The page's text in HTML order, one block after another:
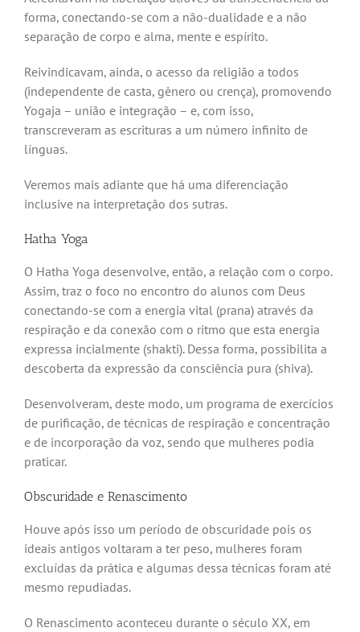
forma, conectando-se com a não-dualidade e a não
separação de corpo e alma, mente e espírito.
Reivindicavam, ainda, o acesso da religião a todos
(independente de casta, gênero ou crença), promovendo
Yogaja – união e integração – e, com isso,
transcreveram as escrituras a um número infinito de
línguas.
Veremos mais adiante que há uma diferenciação
inclusive na interpretação dos sutras.
Hatha Yoga
O Hatha Yoga desenvolve, então, a relação com o corpo.
Assim, traz o foco no encontro do alunos com Deus
conectando-se com a energia vital (prana) através da
respiração e da conexão com o ritmo que esta energia
expressa incialmente (shakti). Dessa forma, possibilita a
descoberta da expressão da consciência pura (shiva).
Desenvolveram, deste modo, um programa de exercícios
de purificação, de técnicas de respiração e concentração
e de incorporação da voz, sendo que mulheres podia
praticar.
Obscuridade e Renascimento
Houve após isso um período de obscuridade pois os
ideais antigos voltaram a ter peso, mulheres foram
excluídas da prática e algumas dessa técnicas foram até
mesmo repudiadas.
O Renascimento aconteceu durante o século XX, em